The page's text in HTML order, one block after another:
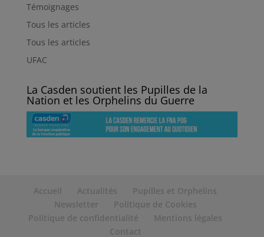
Témoignages
Tous les articles
Tous les articles
UFAC
La Casden soutient les Pupilles de la
Nation et les Orphelins du Guerre
Accueil Actualités
Pupilles et Orphelins
Newsletter
Politique de Cookies
Politique de confidentialité
Mentions légales
Contact